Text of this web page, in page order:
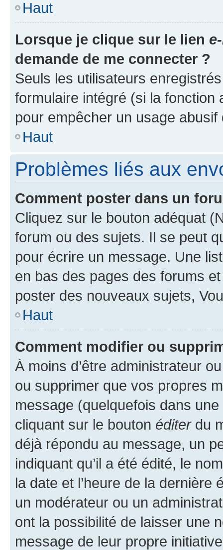
Haut
Lorsque je clique sur le lien
demande de me connecter ?
Seuls les utilisateurs
formulaire intégré (si la fonction
pour empêcher un usage
Haut
Problèmes liés aux
Comment poster dans un
Cliquez sur le bouton adéquat
forum ou des sujets. Il se peut
pour écrire un message. Une
en bas des pages des forums
poster des nouveaux sujets,
Haut
Comment modifier ou
À moins d’être administrateur
ou supprimer que vos propres
message (quelquefois dans
cliquant sur le bouton éditerdu
déjà répondu au message, un
indiquant qu’il a été édité, le
la date et l’heure de la dernière
un modérateur ou un
ont la possibilité de laisser une
message de leur propre